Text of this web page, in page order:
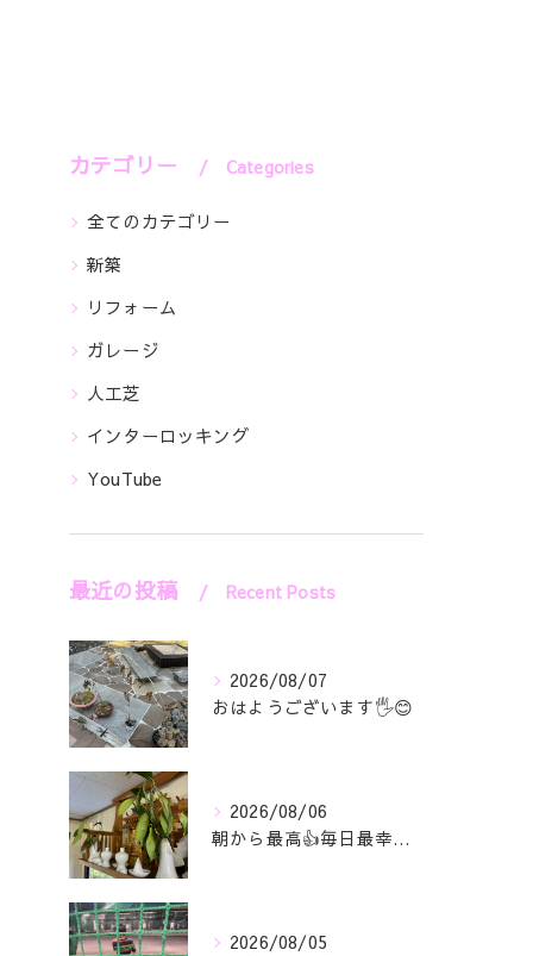
カテゴリー Categories
全てのカテゴリー
新築
リフォーム
ガレージ
人工芝
インターロッキング
YouTube
最近の投稿 Recent Posts
2026/08/07
おはようございます🖐️😊
2026/08/06
朝から最高👍毎日最幸の😁マツジン社長でございます🤗
2026/08/05